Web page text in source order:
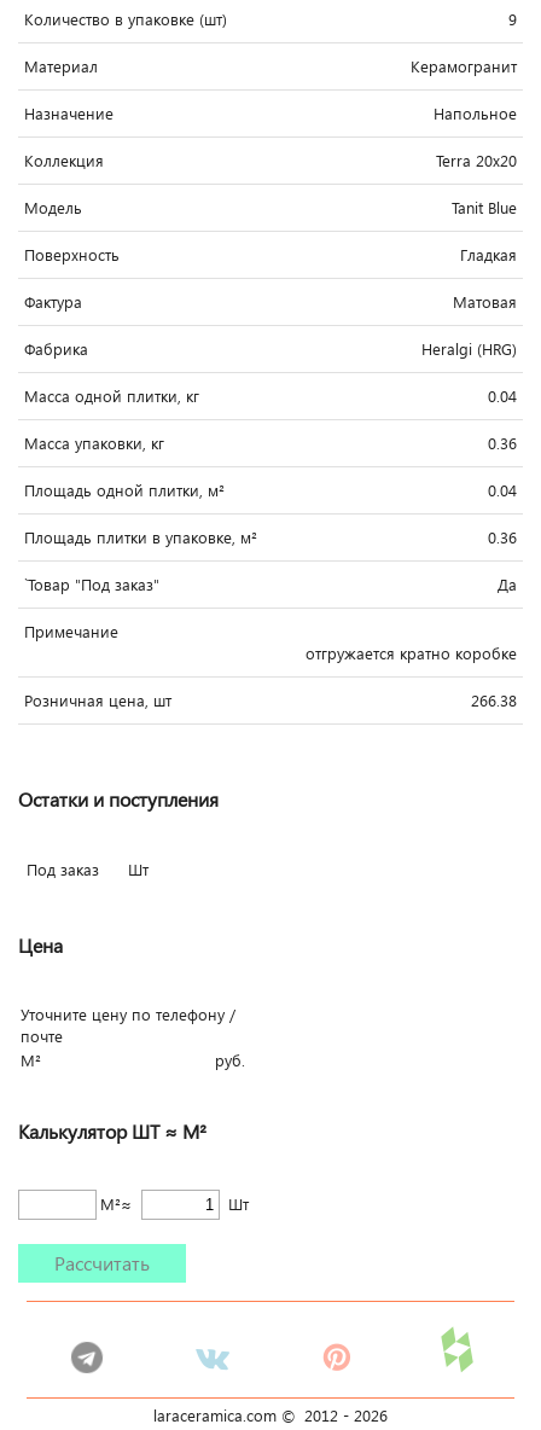
Количество в упаковке (шт) 9
Материал Керамогранит
Назначение Напольное
Коллекция Terra 20x20
Модель Tanit Blue
Поверхность Гладкая
Фактура Матовая
Фабрика Heralgi (HRG)
Масса одной плитки, кг 0.04
Масса упаковки, кг 0.36
Площадь одной плитки, м² 0.04
Площадь плитки в упаковке, м² 0.36
`Товар "Под заказ" Да
Примечание
отгружается кратно коробке
Розничная цена, шт 266.38
Остатки и поступления
Под заказ Шт
Цена
Уточните цену по телефону /
почте
М²
руб.
Калькулятор ШТ ≈ М²
М²≈ Шт
Рассчитать
laraceramica.com © 2012 - 2026